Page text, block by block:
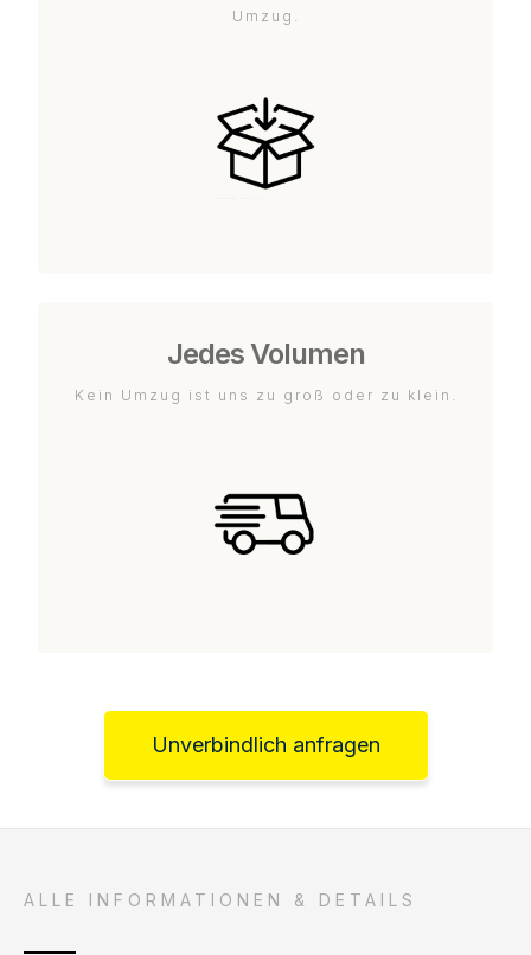
Umzug.
Jedes Volumen
Kein Umzug ist uns zu groß oder zu klein.
Unverbindlich anfragen
ALLE INFORMATIONEN & DETAILS